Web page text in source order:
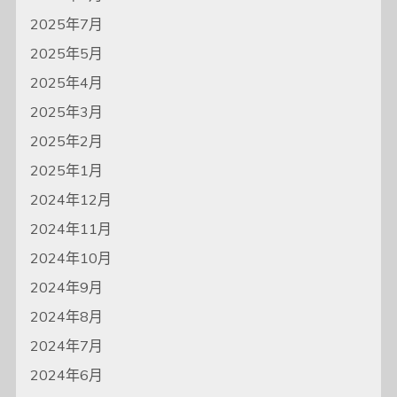
2025年7月
2025年5月
2025年4月
2025年3月
2025年2月
2025年1月
2024年12月
2024年11月
2024年10月
2024年9月
2024年8月
2024年7月
2024年6月